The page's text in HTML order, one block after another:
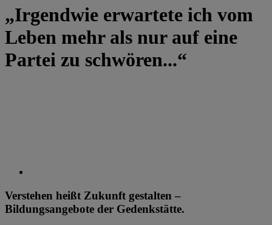
„Irgendwie erwartete ich vom
Leben mehr als nur auf eine
Partei zu schwören...“
Verstehen heißt Zukunft gestalten –
Bildungsangebote der Gedenkstätte.